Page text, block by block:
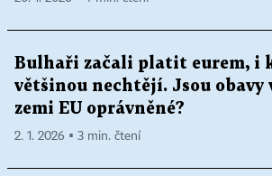
Bulhaři začali platit eurem, i
většinou nechtějí. Jsou obavy
zemi EU oprávněné?
2. 1. 2026 ▪ 3 min. čtení